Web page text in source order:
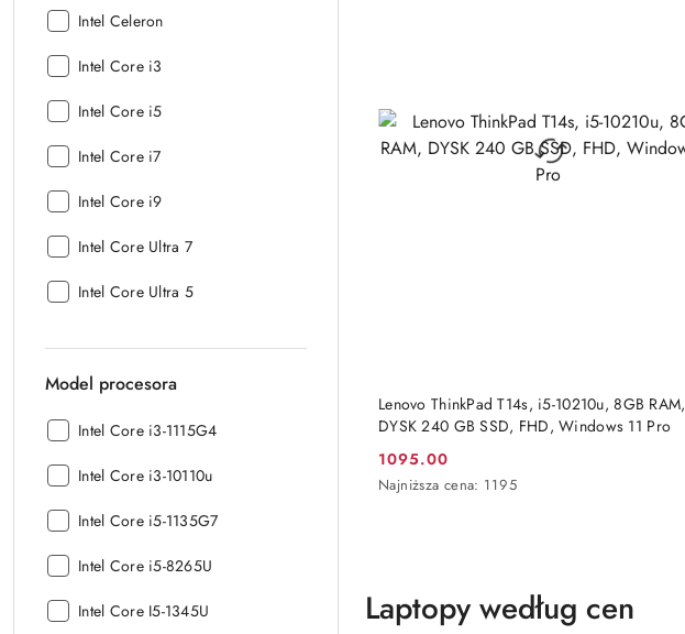
Seria
Intel Celeron
Seria
Intel Core i3
Seria
Intel Core i5
Seria
Intel Core i7
Seria
Intel Core i9
Seria
Intel Core Ultra 7
Seria
Intel Core Ultra 5
Model procesora
Model
Intel Core i3-1115G4
Model
Intel Core i3-10110u
Model
Intel Core i5-1135G7
Model
Intel Core i5-8265U
Model
Intel Core I5-1345U
Lenovo ThinkPad T14s, i5-10210u, 8GB RAM,
DYSK 240 GB SSD, FHD, Windows 11 Pro
Cena
promocyjna:
1095.00
Najniższa
obniżką
Najniższa cena: 1195
DO KOSZYKA
Laptopy według cen